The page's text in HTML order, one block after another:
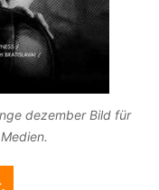
dezember Bild für